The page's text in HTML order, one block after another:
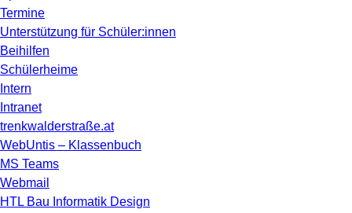
Termine
Unterstützung für Schüler:innen
Beihilfen
Schülerheime
Intern
Intranet
trenkwalderstraße.at
WebUntis – Klassenbuch
MS Teams
Webmail
HTL Bau Informatik Design